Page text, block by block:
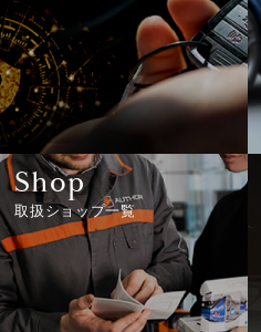
Shop
取扱ショップ一覧